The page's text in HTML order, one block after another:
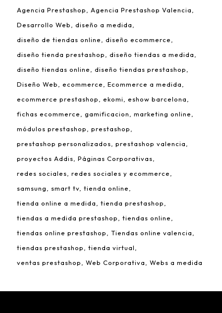
Agencia Prestashop
Agencia Prestashop Valencia
Desarrollo Web
diseño a medida
diseño de tiendas online
diseño ecommerce
diseño tienda prestashop
diseño tiendas a medida
diseño tiendas online
diseño tiendas prestashop
Diseño Web
ecommerce
Ecommerce a medida
ecommerce prestashop
ekomi
eshow barcelona
fichas ecommerce
gamificacion
marketing online
módulos prestashop
prestashop
prestashop personalizados
prestashop valencia
proyectos Addis
Páginas Corporativas
redes sociales
redes sociales y ecommerce
samsung
smart tv tienda online
tienda online a medida
tienda prestashop
tiendas a medida prestashop
tiendas online
tiendas online prestashop
Tiendas online valencia
tiendas prestashop
tienda virtual
ventas prestashop
Web Corporativa Webs a medida